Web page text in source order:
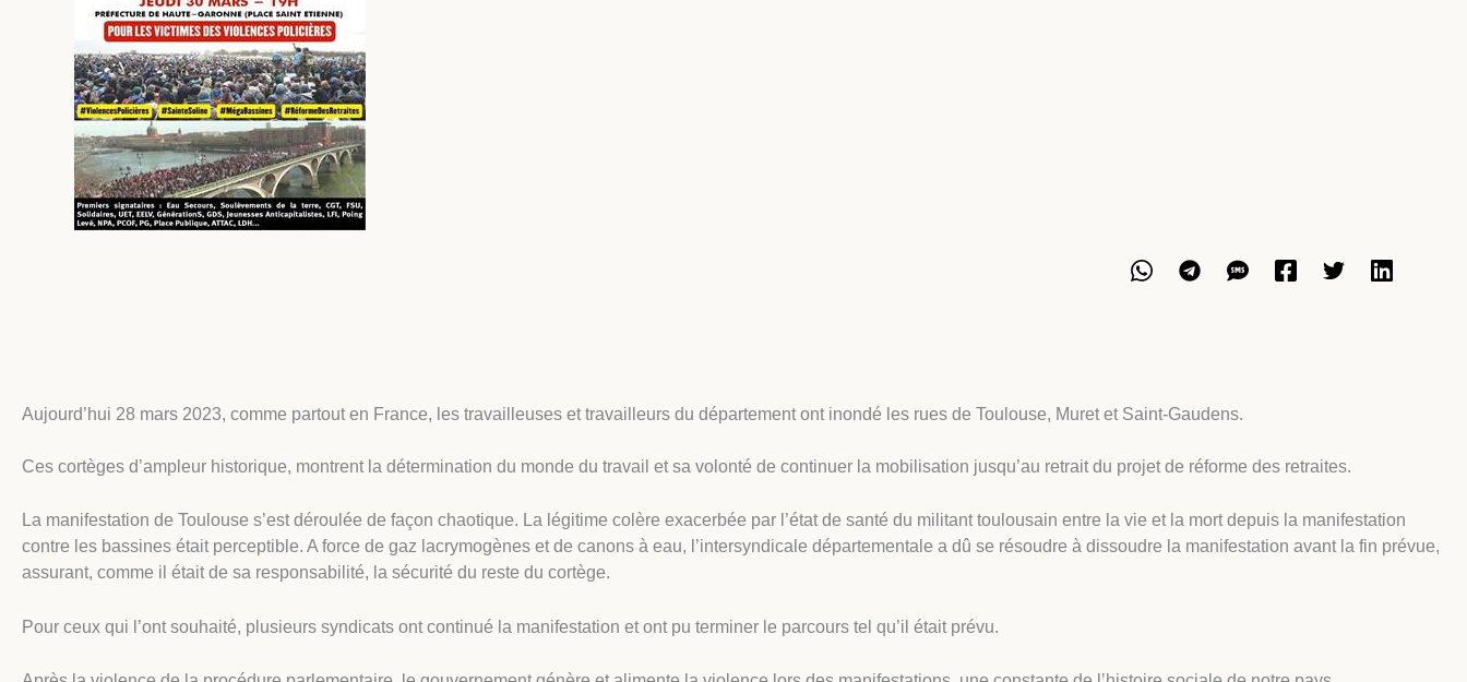
Aujourd’hui 28 mars 2023, comme partout en France, les travailleuses et travailleurs du département ont inondé les rues de Toulouse, Muret et Saint-Gaudens.
Ces cortèges d’ampleur historique, montrent la détermination du monde du travail et sa volonté de continuer la mobilisation jusqu’au retrait du projet de réforme des retraites.
La manifestation de Toulouse s’est déroulée de façon chaotique. La légitime colère exacerbée par l’état de santé du militant toulousain entre la vie et la mort depuis la manifestation
contre les bassines était perceptible. A force de gaz lacrymogènes et de canons à eau, l’intersyndicale départementale a dû se résoudre à dissoudre la manifestation avant la fin prévue,
assurant, comme il était de sa responsabilité, la sécurité du reste du cortège.
Pour ceux qui l’ont souhaité, plusieurs syndicats ont continué la manifestation et ont pu terminer le parcours tel qu’il était prévu.